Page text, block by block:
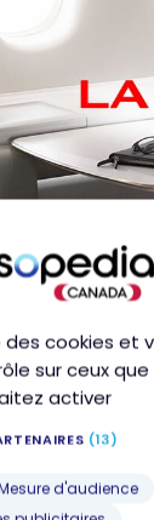
cookies et
sur ceux que
activer
(13)
d'audience
dans l’A380
dans le
dans
dans